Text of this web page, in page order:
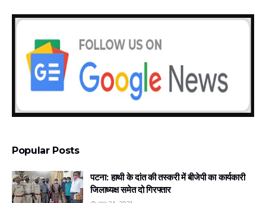
Popular Posts
पटना: हाथी के दांत की तस्करी में बीजेपी का कार्यकारी
जिलाध्यक्ष समेत दो गिरफ्तार